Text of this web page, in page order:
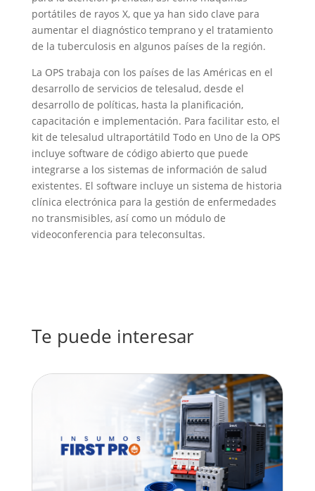
portátiles de rayos X, que ya han sido clave para
aumentar el diagnóstico temprano y el tratamiento
de la tuberculosis en algunos países de la región.
La OPS trabaja con los países de las Américas en el
desarrollo de servicios de telesalud, desde el
desarrollo de políticas, hasta la planificación,
capacitación e implementación. Para facilitar esto, el
kit de telesalud ultraportátild Todo en Uno de la OPS
incluye software de código abierto que puede
integrarse a los sistemas de información de salud
existentes. El software incluye un sistema de historia
clínica electrónica para la gestión de enfermedades
no transmisibles, así como un módulo de
videoconferencia para teleconsultas.
Te puede interesar